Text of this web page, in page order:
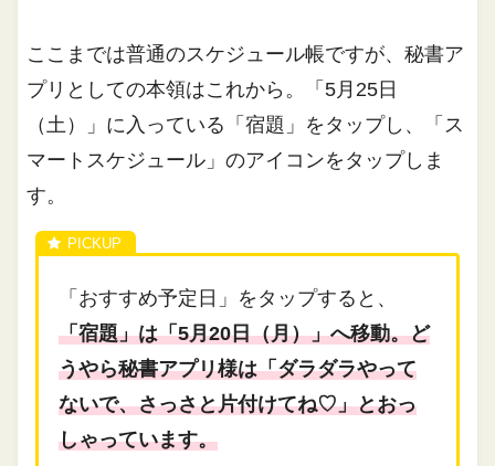
ここまでは普通のスケジュール帳ですが、秘書ア
プリとしての本領はこれから。「5月25日
（土）」に入っている「宿題」をタップし、「ス
マートスケジュール」のアイコンをタップしま
す。
「おすすめ予定日」をタップすると、
「宿題」は「5月20日（月）」へ移動。ど
うやら秘書アプリ様は「ダラダラやって
ないで、さっさと片付けてね♡」とおっ
しゃっています。